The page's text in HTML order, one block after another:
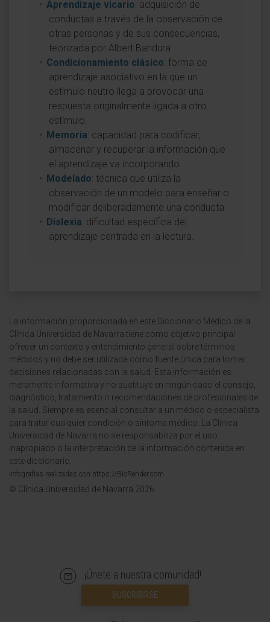
Aprendizaje vicario: adquisición de
conductas a través de la observación de
otras personas y de sus consecuencias,
teorizada por Albert Bandura.
Condicionamiento clásico: forma de
aprendizaje asociativo en la que un
estímulo neutro llega a provocar una
respuesta originalmente ligada a otro
estímulo.
Memoria: capacidad para codificar,
almacenar y recuperar la información que
el aprendizaje va incorporando.
Modelado: técnica que utiliza la
observación de un modelo para enseñar o
modificar deliberadamente una conducta.
Dislexia: dificultad específica del
aprendizaje centrada en la lectura.
La información proporcionada en este Diccionario Médico de la
Clínica Universidad de Navarra tiene como objetivo principal
ofrecer un contexto y entendimiento general sobre términos
médicos y no debe ser utilizada como fuente única para tomar
decisiones relacionadas con la salud. Esta información es
meramente informativa y no sustituye en ningún caso el consejo,
diagnóstico, tratamiento o recomendaciones de profesionales de
la salud. Siempre es esencial consultar a un médico o especialista
para tratar cualquier condición o síntoma médico. La Clínica
Universidad de Navarra no se responsabiliza por el uso
inapropiado o la interpretación de la información contenida en
este diccionario.
Infografías realizadas con https://BioRender.com
© Clínica Universidad de Navarra 2026
¡Únete a nuestra comunidad!
SUSCRIBIRSE